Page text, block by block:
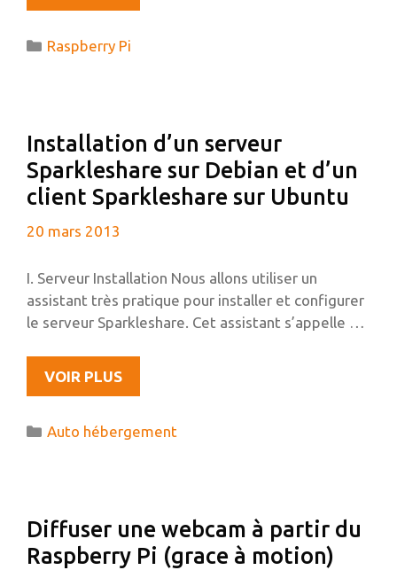
DU
DÉDIÉ
Catégories
Raspberry Pi
Installation d’un serveur
Sparkleshare sur Debian et d’un
client Sparkleshare sur Ubuntu
20 mars 2013
I. Serveur Installation Nous allons utiliser un
assistant très pratique pour installer et configurer
le serveur Sparkleshare. Cet assistant s’appelle …
VOIR PLUSINSTALLATION
D’UN
SPARKLESHARE
D’UN
CLIENT
Catégories
Auto hébergement
Diffuser une webcam à partir du
Raspberry Pi (grace à motion)